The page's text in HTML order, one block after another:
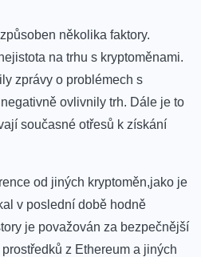
⁤několika faktory.
na trhu s kryptoměnami.
zprávy o problémech s
ovlivnily trh. Dále je to
současné otřesů​ k získání
od jiných kryptoměn,jako je
v poslední⁤ době hodně
je‍ považován za bezpečnější
z Ethereum a jiných